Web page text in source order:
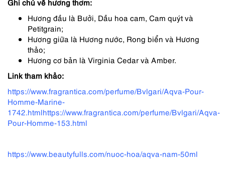
Ghi chú về hương thơm:
Hương đầu là Bưởi, Dầu hoa cam, Cam quýt và
Petitgrain;
Hương giữa là Hương nước, Rong biển và Hương
thảo;
Hương cơ bản là Virginia Cedar và Amber.
Link tham khảo:
https://www.fragrantica.com/perfume/Bvlgari/Aqva-Pour-
Homme-Marine-
1742.htmlhttps://www.fragrantica.com/perfume/Bvlgari/Aqva-
Pour-Homme-153.html
https://www.beautyfulls.com/nuoc-hoa/aqva-nam-50ml